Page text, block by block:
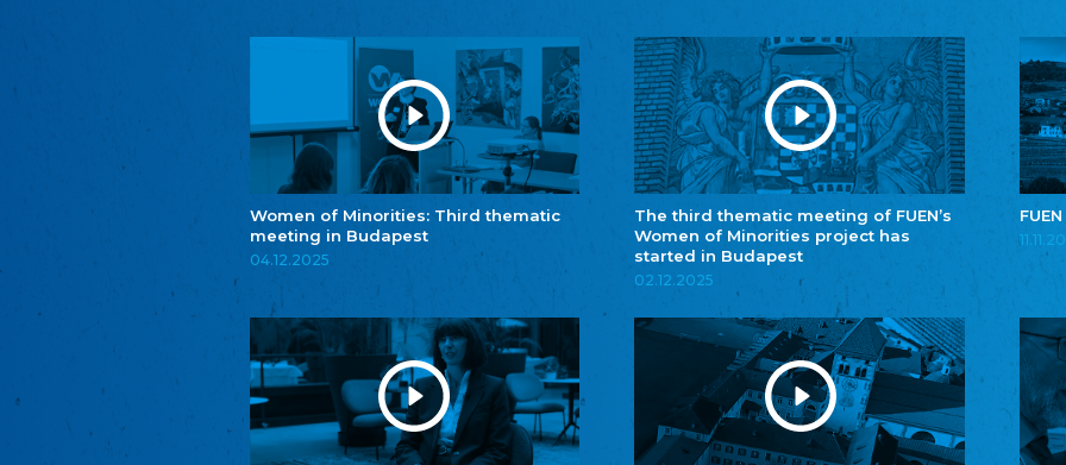
Women of Minorities: Third thematic
meeting in Budapest
04.12.2025
The third thematic meeting of FUEN’s
Women of Minorities project has
started in Budapest
02.12.2025